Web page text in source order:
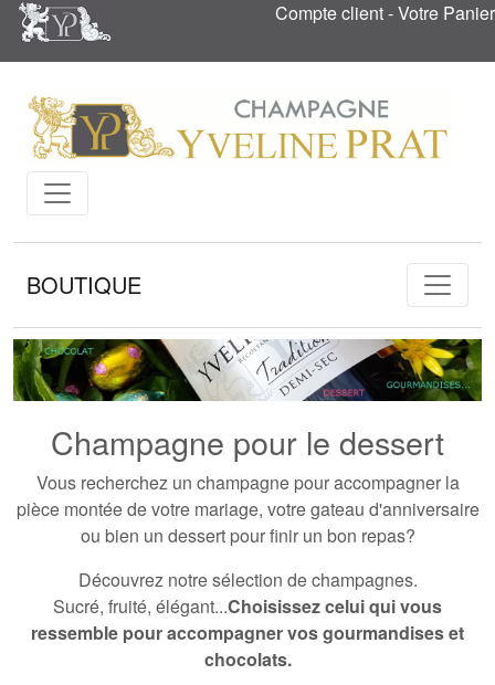
Compte client-Votre Panier
BOUTIQUE
Champagne pour le dessert
Vous recherchez un champagne pour accompagner la
pièce montée de votre mariage, votre gateau d'anniversaire
ou bien un dessert pour finir un bon repas?
Découvrez notre sélection de champagnes.
Sucré, fruité, élégant...Choisissez celui qui vous
ressemble pour accompagner vos gourmandises et
chocolats.